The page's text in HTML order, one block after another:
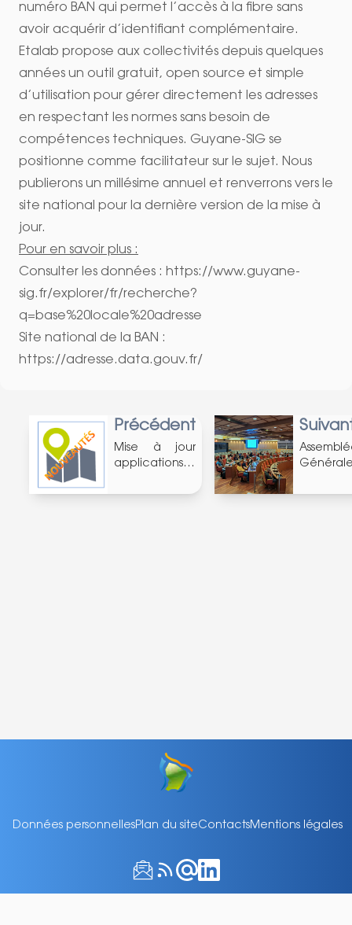
numéro BAN qui permet l’accès à la fibre sans
avoir acquérir d’identifiant complémentaire.
Etalab propose aux collectivités depuis quelques
années un outil gratuit, open source et simple
d’utilisation pour gérer directement les adresses
en respectant les normes sans besoin de
compétences techniques. Guyane-SIG se
positionne comme facilitateur sur le sujet. Nous
publierons un millésime annuel et renverrons vers le
site national pour la dernière version de la mise à
jour.
Pour en savoir plus :
Consulter les données : https://www.guyane-
sig.fr/explorer/fr/recherche?
q=base%20locale%20adresse
Site national de la BAN :
https://adresse.data.gouv.fr/
Précédent
Mise à jour
applications
(04/2025)
Données personnellesPlan du siteContactsMentions légales